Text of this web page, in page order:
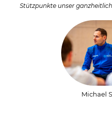
Stützpunkte unser
Michael